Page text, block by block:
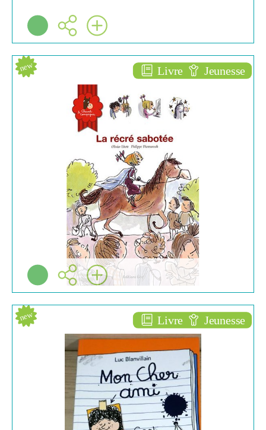
Livre Jeunesse
new
La récré sabotée [4]
ROMANS ENFANTS
(6/10)
Olivier LHOTE
Éd. lito ( Champigny-
sur-Marne - 2008 )
Plus d'infos
Livre Jeunesse
new
Mon cher ami
ROMANS ENFANTS
(6/10)
Luc BLANVILLAIN
L'École des loisirs (
Paris - 2021 )